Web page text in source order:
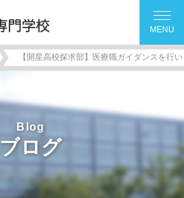
MENU
【開星高校探求部】医療職ガイダンスを行
Blog
ブログ